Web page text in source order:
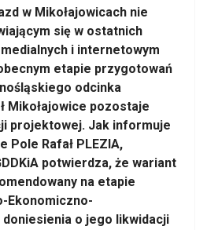
w Mikołajowicach nie
się w ostatnich
i internetowym
etapie przygotowań
odcinka
Mikołajowice pozostaje
projektowej. Jak informuje
Pole Rafał PLEZIA,
potwierdza, że wariant
na etapie
Ekonomiczno-
o jego likwidacji